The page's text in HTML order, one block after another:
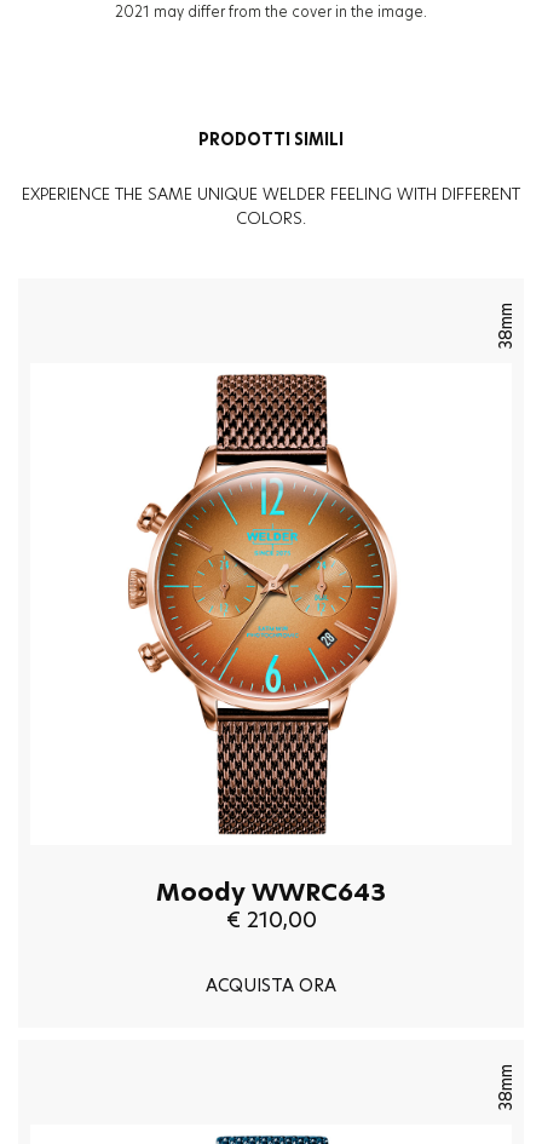
2021 may differ from the cover in the image.
PRODOTTI SIMILI
EXPERIENCE THE SAME UNIQUE WELDER FEELING WITH DIFFERENT
COLORS.
38mm
Moody WWRC643
€ 210,00
ACQUISTA ORA
38mm